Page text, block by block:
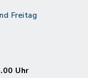
Freitag
Uhr